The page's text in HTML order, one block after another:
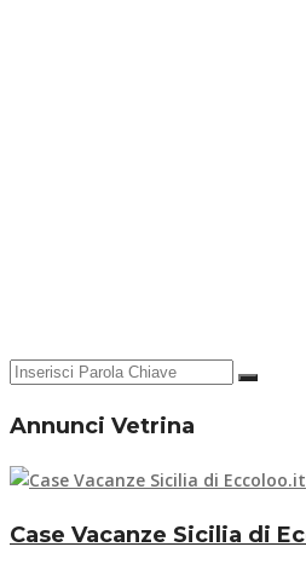
Annunci Vetrina
Case Vacanze Sicilia di